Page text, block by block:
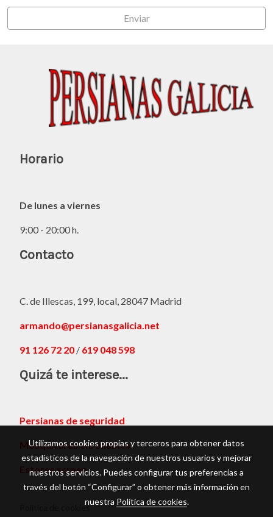
Enviar
Horario
De lunes a viernes
9:00 - 20:00 h.
Contacto
C. de Illescas, 199, local, 28047 Madrid
armando@persianasgalicia.net
91 126 72 20 / 619 048 598
Quizá te interese...
Persianas de seguridad
Mosquiteras enrollables
Estores screen
Política de cookies
Utilizamos cookies propias y terceros para obtener datos
estadísticos de la navegación de nuestros usuarios y mejorar
nuestros servicios. Puedes configurar tus preferencias a
través del botón “Configurar” o obtener más información en
nuestra Política de cookies.